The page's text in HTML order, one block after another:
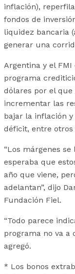
inflación),
fondos de
liquidez bancaria
generar una
Argentina y el
programa
dólares por el
incrementar las
bajar la inflación
déficit, entre otros
“Los márgenes se
esperaba que
año que viene,
adelantan”, dijo
Fundación Fiel.
“Todo parece
programa no va a
agregó.
* Los bonos